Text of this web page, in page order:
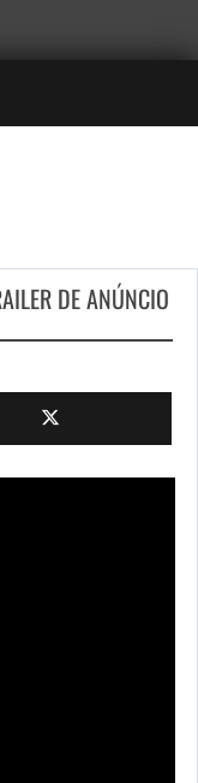
DE ANÚNCIO